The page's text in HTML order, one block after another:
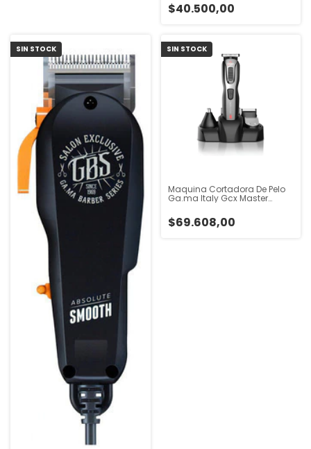
$40.500,00
SIN STOCK SIN STOCK
Maquina Cortadora De Pelo
Ga.ma Italy Gcx Master
$69.608,00